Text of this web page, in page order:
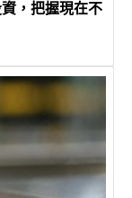
，把握現在不